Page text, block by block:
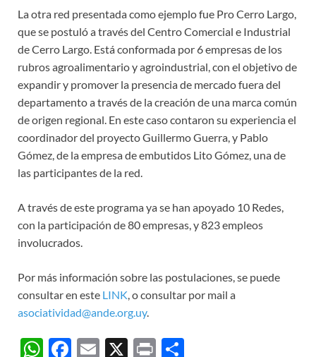
La otra red presentada como ejemplo fue Pro Cerro Largo,
que se postuló a través del Centro Comercial e Industrial
de Cerro Largo. Está conformada por 6 empresas de los
rubros agroalimentario y agroindustrial, con el objetivo de
expandir y promover la presencia de mercado fuera del
departamento a través de la creación de una marca común
de origen regional. En este caso contaron su experiencia el
coordinador del proyecto Guillermo Guerra, y Pablo
Gómez, de la empresa de embutidos Lito Gómez, una de
las participantes de la red.
A través de este programa ya se han apoyado 10 Redes,
con la participación de 80 empresas, y 823 empleos
involucrados.
Por más información sobre las postulaciones, se puede
consultar en este LINK, o consultar por mail a
asociatividad@ande.org.uy.
W F E X P